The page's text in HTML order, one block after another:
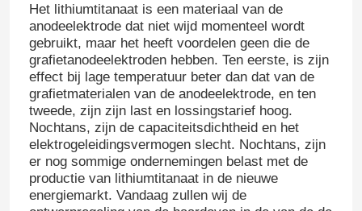
Het lithiumtitanaat is een materiaal van de
anodeelektrode dat niet wijd momenteel wordt
gebruikt, maar het heeft voordelen geen die de
grafietanodeelektroden hebben. Ten eerste, is zijn
effect bij lage temperatuur beter dan dat van de
grafietmaterialen van de anodeelektrode, en ten
tweede, zijn zijn last en lossingstarief hoog.
Nochtans, zijn de capaciteitsdichtheid en het
elektrogeleidingsvermogen slecht. Nochtans, zijn
er nog sommige ondernemingen belast met de
productie van lithiumtitanaat in de nieuwe
energiemarkt. Vandaag zullen wij de